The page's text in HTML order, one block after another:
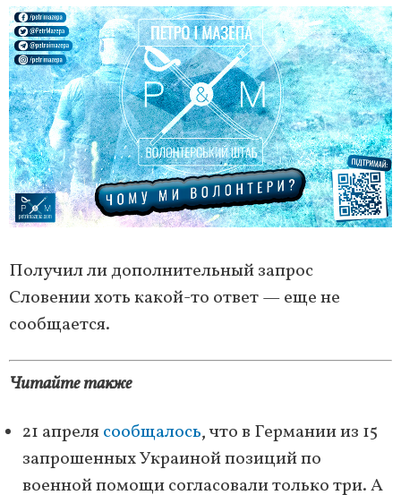
Получил ли дополнительный запрос
Словении хоть какой-то ответ — еще не
сообщается.
Читайте также
21 апрелясообщалось, что в Германии из 15
запрошенных Украиной позиций по
военной помощи согласовали только три. А